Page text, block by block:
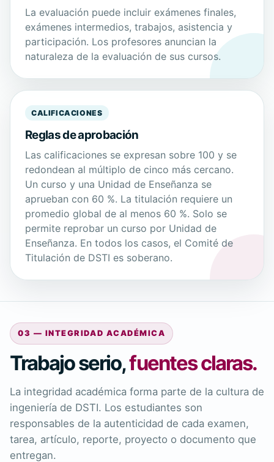
La evaluación puede incluir exámenes finales,
exámenes intermedios, trabajos, asistencia y
participación. Los profesores anuncian la
naturaleza de la evaluación de sus cursos.
CALIFICACIONES
Reglas de aprobación
Las calificaciones se expresan sobre 100 y se
redondean al múltiplo de cinco más cercano.
Un curso y una Unidad de Enseñanza se
aprueban con 60 %. La titulación requiere un
promedio global de al menos 60 %. Solo se
permite reprobar un curso por Unidad de
Enseñanza. En todos los casos, el Comité de
Titulación de DSTI es soberano.
03 — INTEGRIDAD ACADÉMICA
Trabajo serio,fuentes claras.
La integridad académica forma parte de la cultura de
ingeniería de DSTI. Los estudiantes son
responsables de la autenticidad de cada examen,
tarea, artículo, reporte, proyecto o documento que
entregan.